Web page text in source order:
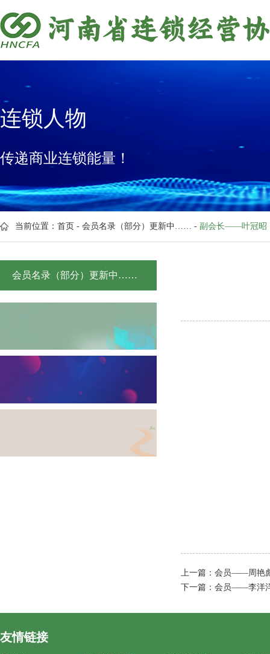
连锁人物
传递商业连锁能量！
当前位置： 首页 - 会员名录（部分）更新中…… - 副会长——叶冠昭
会员名录（部分）更新中……
上一篇： 会员——周艳
下一篇： 会员——李洋
友情链接